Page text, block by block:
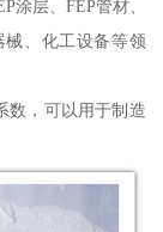
涂层、FEP管材、
械、化工设备等领
数，可以用于制造